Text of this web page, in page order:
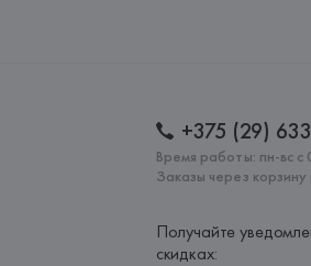
+375 (29)
Время работы: пн-вс с
Заказы через корзину
Получайте
скидках: